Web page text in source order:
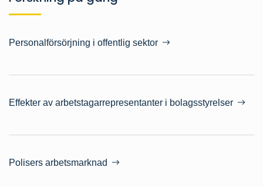
Personalförsörjning i offentlig sektor
Effekter av arbetstagarrepresentanter i bolagsstyrelser
Polisers arbetsmarknad